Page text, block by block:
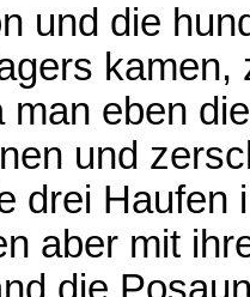
und die
kamen,
man eben
und
drei Haufen
aber mit